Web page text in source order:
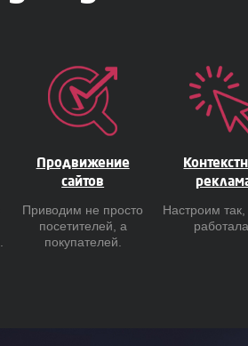
Продвижение
сайтов
Приводим не просто
посетителей, а
покупателей.
Настроим